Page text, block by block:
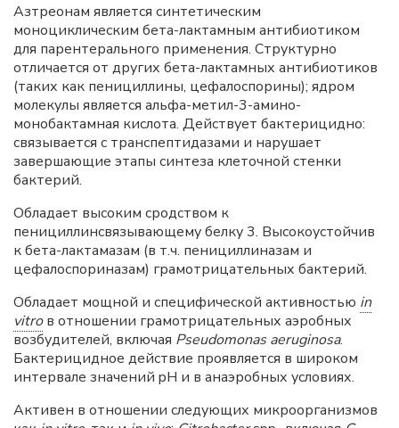
Азтреонам является синтетическим
моноциклическим бета-лактамным антибиотиком
для парентерального применения. Структурно
отличается от других бета-лактамных антибиотиков
(таких как пенициллины, цефалоспорины); ядром
молекулы является альфа-метил-3-амино-
монобактамная кислота. Действует бактерицидно:
связывается с транспептидазами и нарушает
завершающие этапы синтеза клеточной стенки
бактерий.
Обладает высоким сродством к
пенициллинсвязывающему белку 3. Высокоустойчив
к бета-лактамазам (в т.ч. пенициллиназам и
цефалоспориназам) грамотрицательных бактерий.
Обладает мощной и специфической активностью in
vitroв отношении грамотрицательных аэробных
возбудителей, включая Pseudomonas aeruginosa.
Бактерицидное действие проявляется в широком
интервале значений pH и в анаэробных условиях.
Активен в отношении следующих микроорганизмов